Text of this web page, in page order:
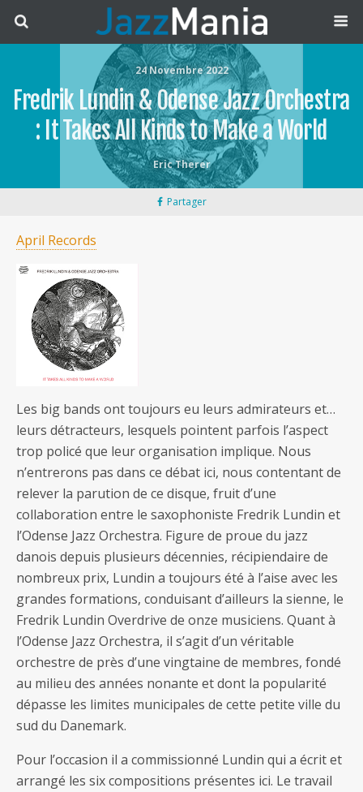
24 Novembre 2022
Fredrik Lundin & Odense Jazz Orchestra
: It Takes All Kinds to Make a World
Eric Therer
Partager
April Records
Les big bands ont toujours eu leurs admirateurs et…
leurs détracteurs, lesquels pointent parfois l’aspect
trop policé que leur organisation implique. Nous
n’entrerons pas dans ce débat ici, nous contentant de
relever la parution de ce disque, fruit d’une
collaboration entre le saxophoniste Fredrik Lundin et
l’Odense Jazz Orchestra. Figure de proue du jazz
danois depuis plusieurs décennies, récipiendaire de
nombreux prix, Lundin a toujours été à l’aise avec les
grandes formations, conduisant d’ailleurs la sienne, le
Fredrik Lundin Overdrive de onze musiciens. Quant à
l’Odense Jazz Orchestra, il s’agit d’un véritable
orchestre de près d’une vingtaine de membres, fondé
au milieu des années nonante et dont la popularité
dépasse les limites municipales de cette petite ville du
sud du Danemark.
Pour l’occasion il a commissionné Lundin qui a écrit et
arrangé les six compositions présentes ici. Le travail